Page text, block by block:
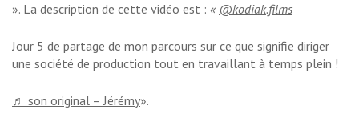
». La description de cette vidéo est : « @kodiak.films
Jour 5 de partage de mon parcours sur ce que signifie diriger
une société de production tout en travaillant à temps plein !
♬ son original – Jérémy».